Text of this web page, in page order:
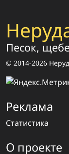
Песок,
© 2014-2026
Реклама
Статистика
О проекте